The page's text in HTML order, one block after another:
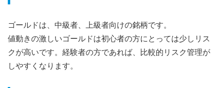
ゴールドは、中級者、上級者向けの銘柄です。
値動きの激しいゴールドは初心者の方にとっては少しリス
クが高いです。経験者の方であれば、比較的リスク管理が
しやすくなります。